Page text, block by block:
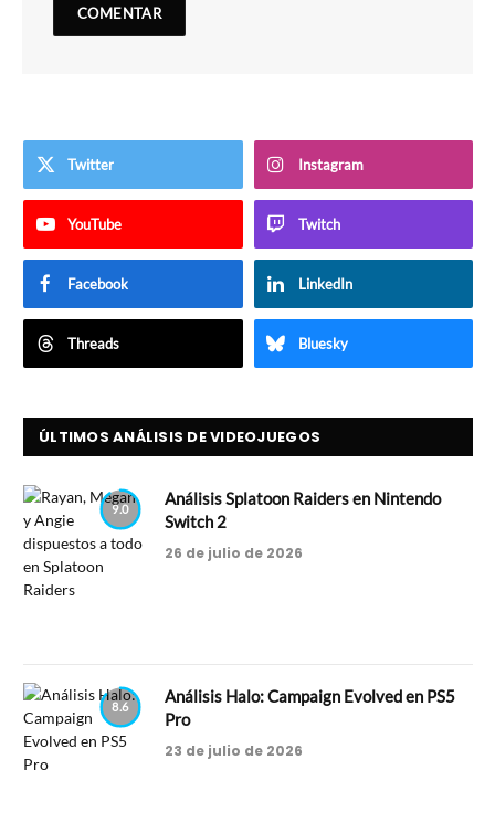
Twitter Instagram
YouTube Twitch
Facebook LinkedIn
Threads Bluesky
ÚLTIMOS ANÁLISIS DE VIDEOJUEGOS
9.0
Análisis Splatoon Raiders en Nintendo
Switch 2
26 de julio de 2026
8.6
Análisis Halo: Campaign Evolved en PS5
Pro
23 de julio de 2026